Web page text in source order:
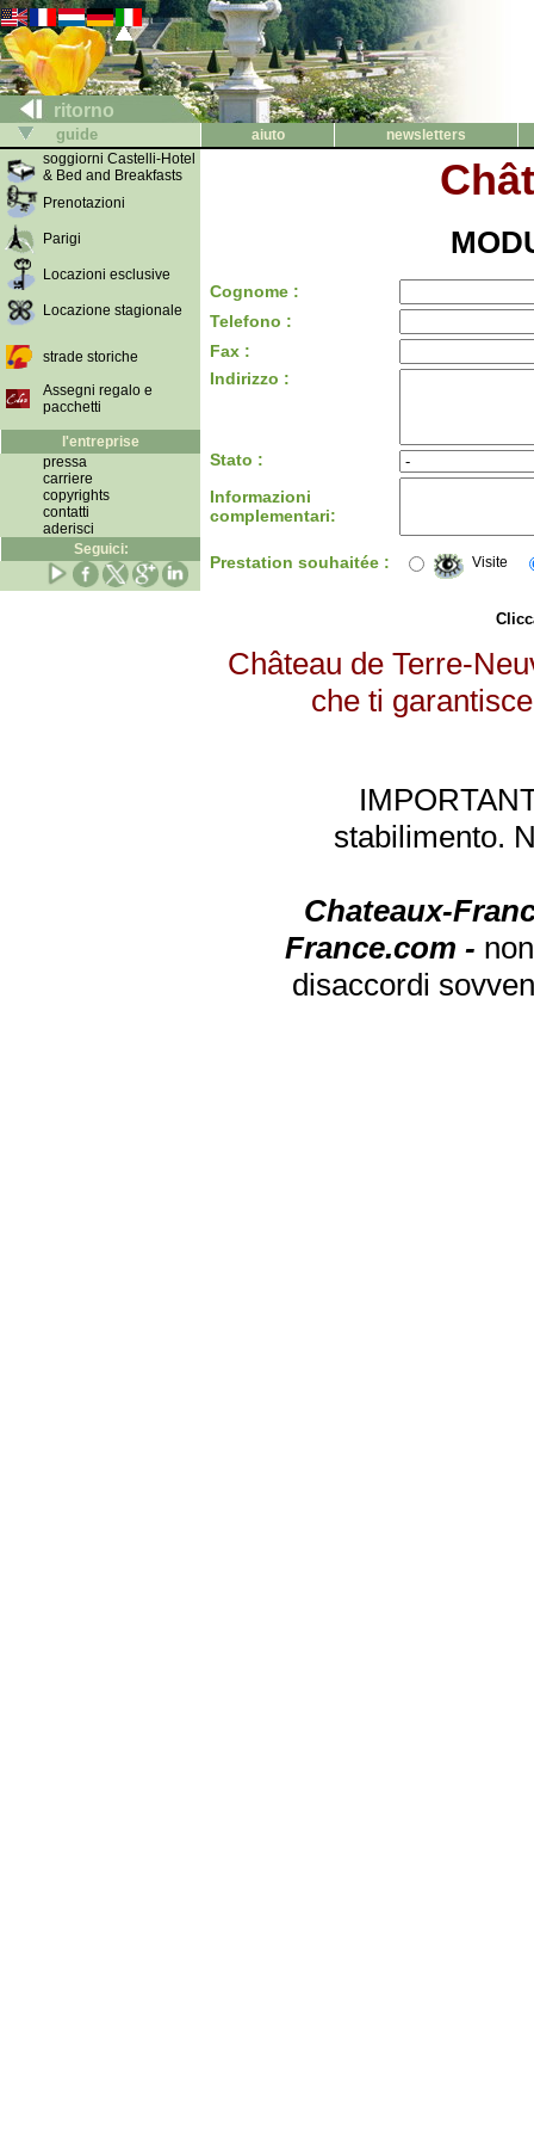
ritorno
guide aiuto
newsletters
soggiorni Castelli-Hotel
& Bed and Breakfasts
Prenotazioni
Parigi
Locazioni esclusive
Locazione stagionale
strade storiche
Assegni regalo e
pacchetti
l'entreprise
pressa
carriere
copyrights
contatti
aderisci
Seguici:
Cognome :
Telefono :
Fax :
Indirizzo :
Stato :
Informazioni
complementari:
Prestation souhaitée : Visite
Château de Terre-
che ti
stabilimento.
Chateaux-
France.com -
disaccordi